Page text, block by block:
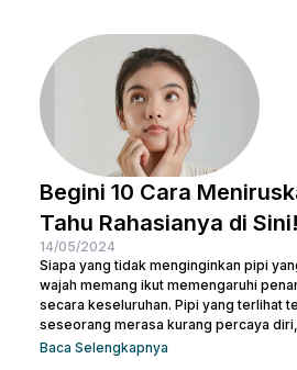
Begini 10 Cara
Tahu Rahasianya di Sini!
14/05/2024
Siapa yang tidak menginginkan pipi
wajah memang ikut memengaruhi
secara keseluruhan. Pipi yang terlihat
seseorang merasa kurang percaya
berfoto atau bertemu orang baru.
Baca Selengkapnya